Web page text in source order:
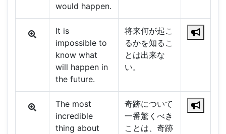
would happen.
It is
impossible to
know what
will happen in
the future.
将来何が起こ
るかを知るこ
とは出来な
い。
The most
incredible
thing about
奇跡について
一番驚くべき
ことは、奇跡